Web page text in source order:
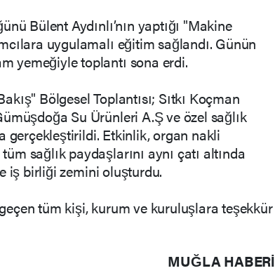
Bülent Aydınlı’nın yaptığı "Makine
uygulamalı eğitim sağlandı. Günün
yemeğiyle toplantı sona erdi.
Bölgesel Toplantısı; Sıtkı Koçman
Su Ürünleri A.Ş ve özel sağlık
gerçekleştirildi. Etkinlik, organ nakli
sağlık paydaşlarını aynı çatı altında
iş birliği zemini oluşturdu.
tüm kişi, kurum ve kuruluşlara teşekkür
MUĞLA HABERİ